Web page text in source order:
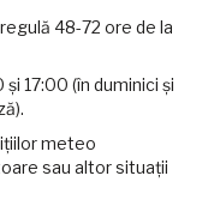
48-72 ore de la
17:00 (în duminici și
meteo
sau altor situații